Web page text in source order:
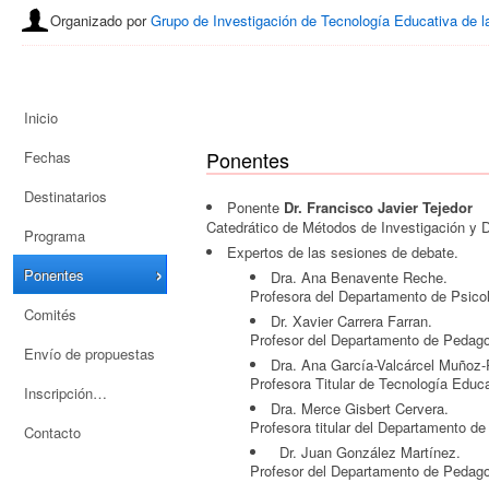
Organizado porGrupo de Investigación de Tecnología Educativa de
Inicio
Fechas
Destinatarios
Programa
Ponentes
Comités
Envío de propuestas
Inscripción
Contacto
Ponentes
Ponente Dr. Francisco Javier Tejedor
Catedrático de Métodos de Investigación y
Expertos de las sesiones de debate.
Dra. Ana Benavente Reche.
Profesora del
Dr. Xavier Carrera Farran.
Profesor del Departamento de
Dra. Ana García-Valcárcel
Profesora Titular de Tecnología
Dra. Merce Gisbert Cervera.
Profesora titular del Departamento
Dr. Juan González Martínez.
Profesor del Departamento de